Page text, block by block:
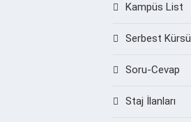
Kampüs List
Serbest Kürsü
Soru-Cevap
Staj İlanları